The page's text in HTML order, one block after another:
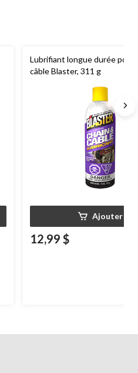
Lubrifiant longue durée pour
câble Blaster, 311 g
Ajouter
12,99 $